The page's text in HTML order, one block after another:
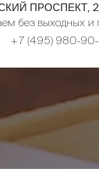
ПРОСПЕКТ,
без выходных и
+7 (495) 980-